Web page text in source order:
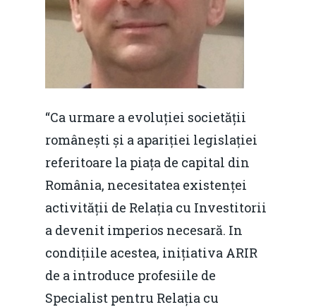
“Ca urmare a evoluției societății
românești și a apariției legislației
referitoare la piața de capital din
România, necesitatea existenței
activității de Relația cu Investitorii
a devenit imperios necesară. In
condițiile acestea, inițiativa ARIR
de a introduce profesiile de
Specialist pentru Relația cu